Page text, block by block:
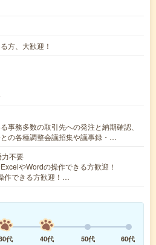
方、大歓迎！
事務多数の取引先への発注と納期確認、
の各種調整会議招集や議事録・…
力不要
やWordの操作できる方歓迎！
作できる方歓迎！…
代 40代 50代 60代